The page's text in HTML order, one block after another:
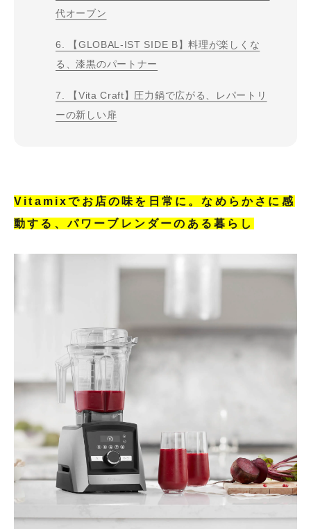
代オーブン
6. 【GLOBAL-IST SIDE B】料理が楽しくな
る、漆黒のパートナー
7. 【Vita Craft】圧力鍋で広がる、レパートリ
ーの新しい扉
Vitamixでお店の味を日常に。なめらかさに感
動する、パワーブレンダーのある暮らし